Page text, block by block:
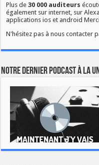
Plus de30 000 auditeurs
également sur internet, sur
applications ios et android Merci
N'hésitez pas à nous contacter
Notre dernier podcast à la